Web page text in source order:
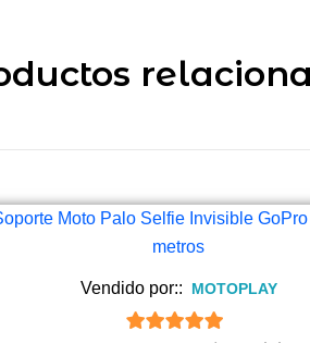
Vendido por:: MOTOPLAY